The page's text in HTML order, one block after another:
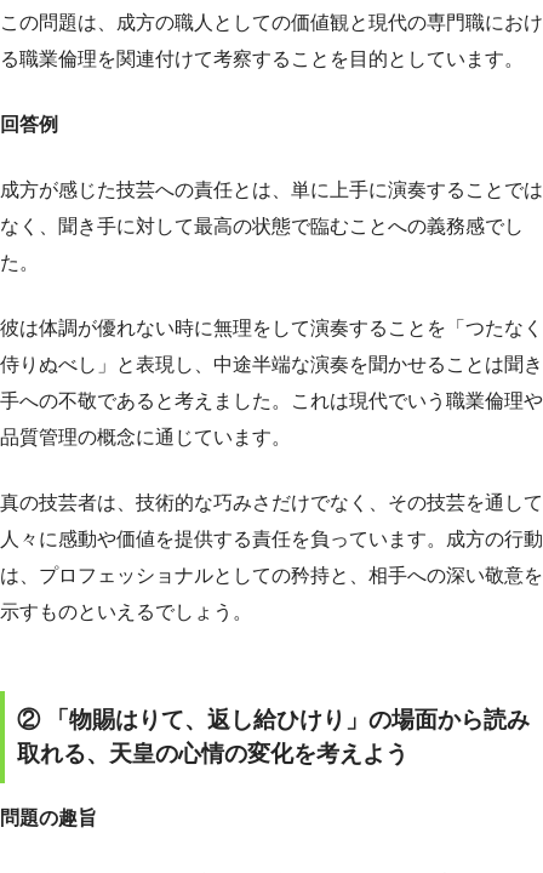
この問題は、成方の職人としての価値観と現代の専門職におけ
る職業倫理を関連付けて考察することを目的としています。
回答例
成方が感じた技芸への責任とは、単に上手に演奏することでは
なく、聞き手に対して最高の状態で臨むことへの義務感でし
た。
彼は体調が優れない時に無理をして演奏することを「つたなく
侍りぬべし」と表現し、中途半端な演奏を聞かせることは聞き
手への不敬であると考えました。これは現代でいう職業倫理や
品質管理の概念に通じています。
真の技芸者は、技術的な巧みさだけでなく、その技芸を通して
人々に感動や価値を提供する責任を負っています。成方の行動
は、プロフェッショナルとしての矜持と、相手への深い敬意を
示すものといえるでしょう。
② 「物賜はりて、返し給ひけり」の場面から読み
取れる、天皇の心情の変化を考えよう
問題の趣旨